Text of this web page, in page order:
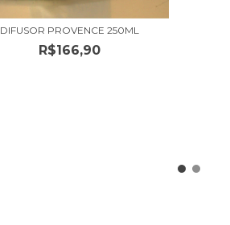
DIFUSOR PROVENCE 250ML
R$166,90